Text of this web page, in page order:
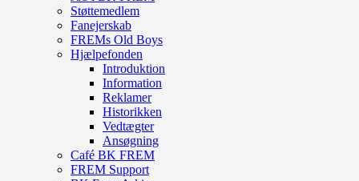
Støttemedlem
Fanejerskab
FREMs Old Boys
Hjælpefonden
Introduktion
Information
Reklamer
Historikken
Vedtægter
Ansøgning
Café BK FREM
FREM Support